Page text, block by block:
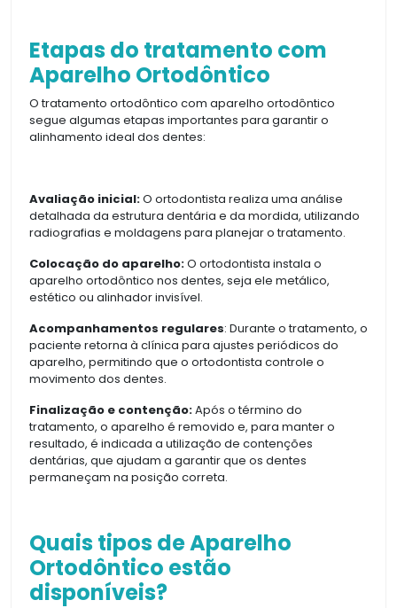
Etapas do tratamento com
Aparelho Ortodôntico
O tratamento ortodôntico com aparelho ortodôntico
segue algumas etapas importantes para garantir o
alinhamento ideal dos dentes:
Avaliação inicial:O ortodontista realiza uma análise
detalhada da estrutura dentária e da mordida, utilizando
radiografias e moldagens para planejar o tratamento.
Colocação do aparelho:O ortodontista instala o
aparelho ortodôntico nos dentes, seja ele metálico,
estético ou alinhador invisível.
Acompanhamentos regulares: Durante o tratamento, o
paciente retorna à clínica para ajustes periódicos do
aparelho, permitindo que o ortodontista controle o
movimento dos dentes.
Finalização e contenção:Após o término do
tratamento, o aparelho é removido e, para manter o
resultado, é indicada a utilização de contenções
dentárias, que ajudam a garantir que os dentes
permaneçam na posição correta.
Quais tipos de Aparelho
Ortodôntico estão
disponíveis?